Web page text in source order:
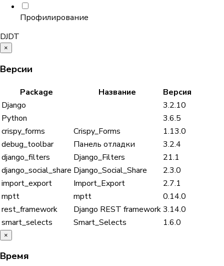
Профилирование
DJDT
×
Версии
Package Название
Версия
Django
3.2.10
Python
3.6.5
crispy_forms
Crispy_Forms
1.13.0
debug_toolbar
Панель отладки
3.2.4
django_filters
Django_Filters
21.1
django_social_share Django_Social_Share
2.3.0
import_export
Import_Export
2.7.1
mptt
mptt
0.14.0
rest_framework
Django REST framework3.14.0
smart_selects
Smart_Selects 1.6.0
×
Время